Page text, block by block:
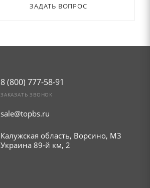
ЗАДАТЬ ВОПРОС
8 (800) 777-58-91
ЗАКАЗАТЬ ЗВОНОК
sale@topbs.ru
Калужская область, Ворсино, М3
Украина 89-й км, 2